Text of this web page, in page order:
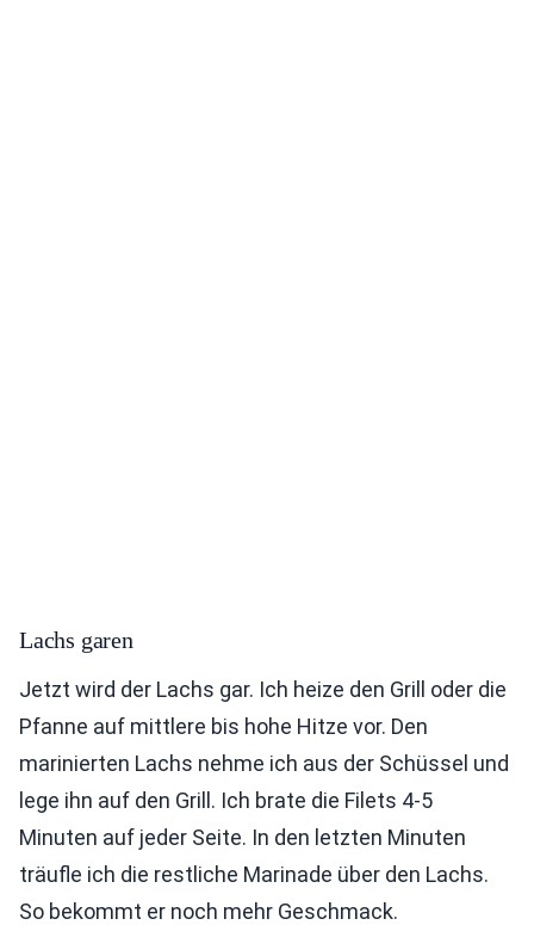
Lachs garen
Jetzt wird der Lachs gar. Ich heize den Grill oder die
Pfanne auf mittlere bis hohe Hitze vor. Den
marinierten Lachs nehme ich aus der Schüssel und
lege ihn auf den Grill. Ich brate die Filets 4-5
Minuten auf jeder Seite. In den letzten Minuten
träufle ich die restliche Marinade über den Lachs.
So bekommt er noch mehr Geschmack.